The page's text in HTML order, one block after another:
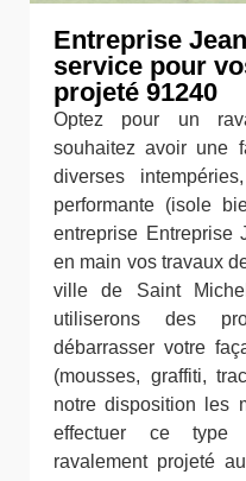
Entreprise
service pour
projeté 91240
Optez pour un
souhaitez avoir une
diverses
performante (isole
entreprise Entreprise
en main vos travaux
ville de Saint
utiliserons des
débarrasser votre
(mousses, graffiti,
notre disposition les
effectuer ce type
ravalement projeté